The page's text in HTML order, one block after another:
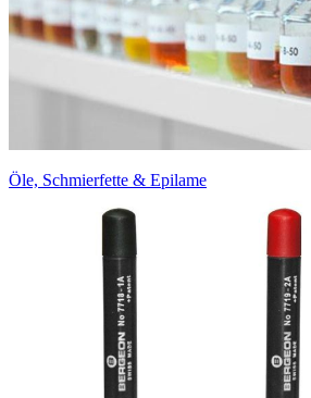
Öle, Schmierfette & Epilame